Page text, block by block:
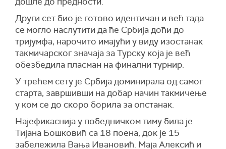
Други сет био је готово идентичан и већ тада
се могло наслутити да ће Србија доћи до
тријумфа, нарочито имајући у виду изостанак
такмичарског значаја за Турску која је већ
обезбедила пласман на финални турнир.
У трећем сету је Србија доминирала од самог
старта, завршивши на добар начин такмичење
у ком се до скоро борила за опстанак.
Најефикаснија у победничком тиму била је
Тијана Бошковић са 18 поена, док је 15
забележила Вања Ивановић. Маја Алексић и